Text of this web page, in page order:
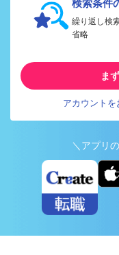
検索条件
繰り返し検
省略
ま
アカウントを
＼アプリ
ア